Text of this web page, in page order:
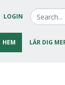
LOGIN
HEM LÄR DIG